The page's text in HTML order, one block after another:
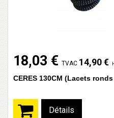
18,03 € TVAC 14,90 €
CERES 130CM (Lacets
Détails